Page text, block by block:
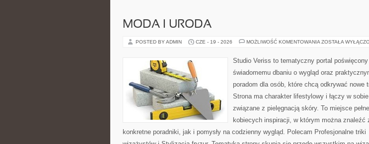
MODA I URODA
POSTED BY ADMIN CZE - 19 - 2026 MOŻLIWOŚĆ KOMENTOWANIA MODA
ZOSTAŁA
Studio Veriss to tematyczny portal poświęcony
świadomemu dbaniu o wygląd oraz
poradom dla osób, które chcą odkrywać nowe
Strona ma charakter lifestylowy i łączy w
związane z pielęgnacją skóry. To miejsce pełne
kobiecych inspiracji, w którym można znaleźć
konkretne poradniki, jak i pomysły na codzienny wygląd. Polecam Profesjonalne triki